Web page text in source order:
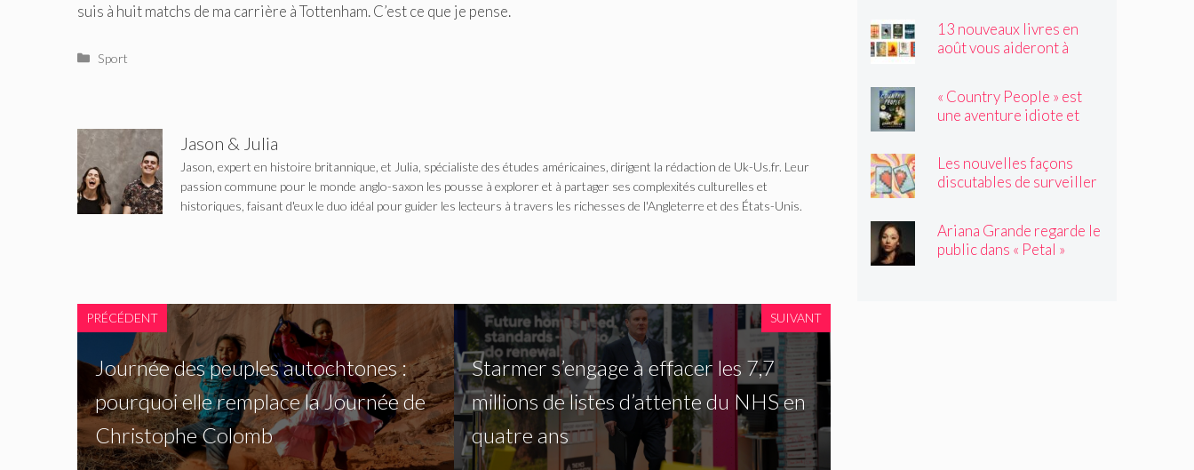
suis à huit matchs de ma carrière à Tottenham. C’est ce que je pense.
Catégories
Sport
Jason & Julia
Jason, expert en histoire britannique, et Julia, spécialiste des études américaines, dirigent la rédaction de Uk-Us.fr. Leur
passion commune pour le monde anglo-saxon les pousse à explorer et à partager ses complexités culturelles et
historiques, faisant d'eux le duo idéal pour guider les lecteurs à travers les richesses de l'Angleterre et des États-Unis.
PRÉCÉDENT
Journée des peuples autochtones :
pourquoi elle remplace la Journée de
Christophe Colomb
SUIVANT
Starmer s’engage à effacer les 7,7
millions de listes d’attente du NHS en
quatre ans
13 nouveaux livres en
août vous aideront à
« Country People » est
une aventure idiote et
Les nouvelles façons
discutables de surveiller
Ariana Grande regarde le
public dans « Petal »